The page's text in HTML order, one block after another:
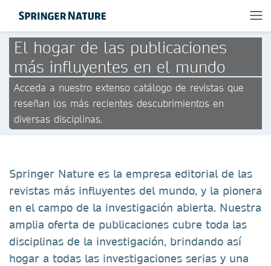
El hogar de las publicaciones
más influyentes en el mundo
Acceda a nuestro extenso catálogo de revistas que
reseñan los más recientes descubrimientos en
diversas disciplinas.
Springer Nature es la empresa editorial de las
revistas más influyentes del mundo, y la pionera
en el campo de la investigación abierta. Nuestra
amplia oferta de publicaciones cubre toda las
disciplinas de la investigación, brindando así
hogar a todas las investigaciones serias y una